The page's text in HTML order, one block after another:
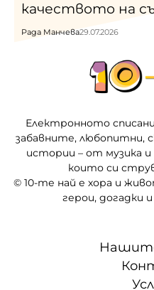
качеството на
Рада Манчева29.07.2026
Електронното
забавните, любопитни,
истории – от музика и
които си
© 10-те най е хора и
герои, догадки